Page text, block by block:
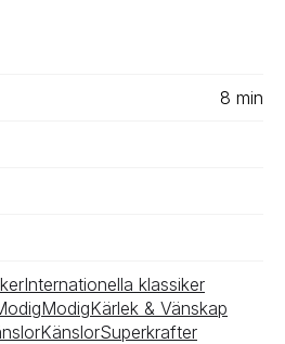
alternativa
behöver agera kvickt för
8 min
Internationella klassiker
ModigKärlek & Vänskap
KänslorSuperkrafter